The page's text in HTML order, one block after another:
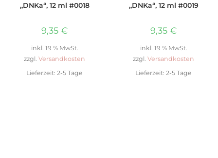
„DNKa“, 12 ml #0018
9,35 €
inkl. 19 % MwSt.
zzgl. Versandkosten
Lieferzeit: 2-5 Tage
„DNKa“, 12 ml #0019
9,35 €
inkl. 19 % MwSt.
zzgl. Versandkosten
Lieferzeit: 2-5 Tage